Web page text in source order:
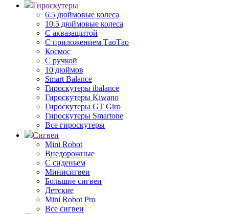
Гироскутеры
6.5 дюймовые колеса
10.5 дюймовые колеса
С аквазащитой
С приложением ТаоТао
Космос
С ручкой
10 дюймов
Smart Balance
Гироскутеры ibalance
Гироскутеры Kiwano
Гироскутеры GT Giro
Гироскутеры Smartone
Все гироскутеры
Сигвеи
Mini Robot
Внедорожные
С сиденьем
Минисигвеи
Большие сигвеи
Детские
Mini Robot Pro
Все сигвеи